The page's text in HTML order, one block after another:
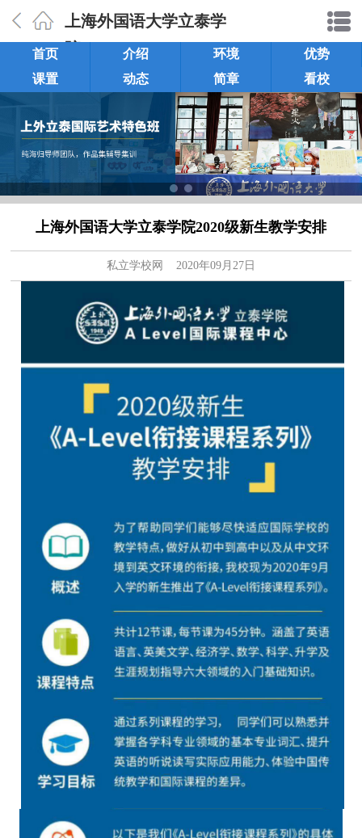
上海外国语大学立泰学
首页 介绍 环境
优势
课置
动态 简章 看校
上海外国语大学立泰学院2020级新生教学安排
私立学校网 2020年09月27日